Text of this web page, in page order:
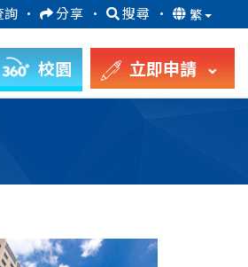
詢 · 分享 · 搜尋 · 繁
校園 立即申請